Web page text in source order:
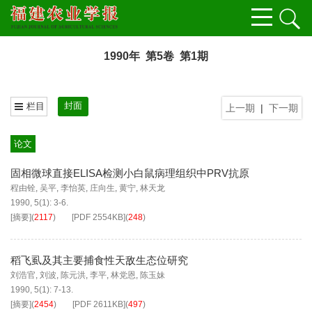
1990年 第5卷 第1期
上一期 | 下一期
栏目 封面
论文
固相微球直接ELISA检测小白鼠病理组织中PRV抗原
程由铨, 吴平, 李怡英, 庄向生, 黄宁, 林天龙
1990, 5(1): 3-6.
[摘要](2117) [PDF 2554KB](248)
稻飞虱及其主要捕食性天敌生态位研究
刘浩官, 刘波, 陈元洪, 李平, 林党恩, 陈玉妹
1990, 5(1): 7-13.
[摘要](2454) [PDF 2611KB](497)